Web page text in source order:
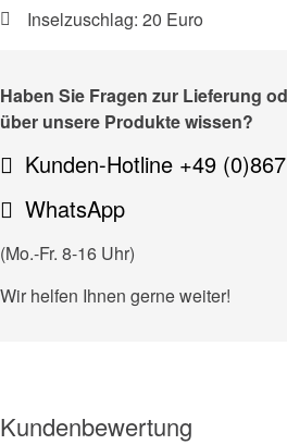
Inselzuschlag: 20 Euro
Haben Sie Fragen zur Lieferung
über unsere Produkte wissen?
Kunden-Hotline +49
WhatsApp
(Mo.-Fr. 8-16 Uhr)
Wir helfen Ihnen gerne weiter!
Kundenbewertung